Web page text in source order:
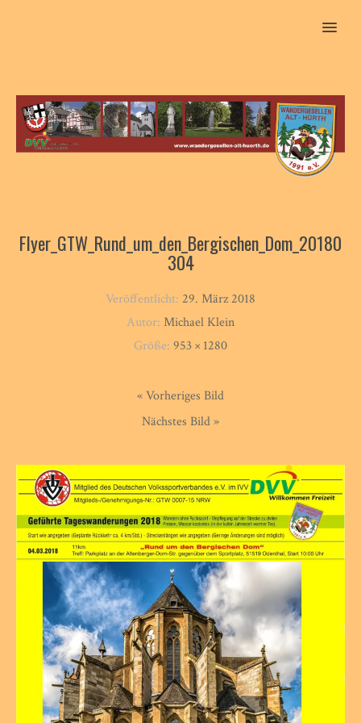
MENU
Flyer_GTW_Rund_um_den_Bergischen_Dom_20180
304
Veröffentlicht: 29. März 2018
Autor: Michael Klein
Größe: 953 × 1280
« Vorheriges Bild
Nächstes Bild »